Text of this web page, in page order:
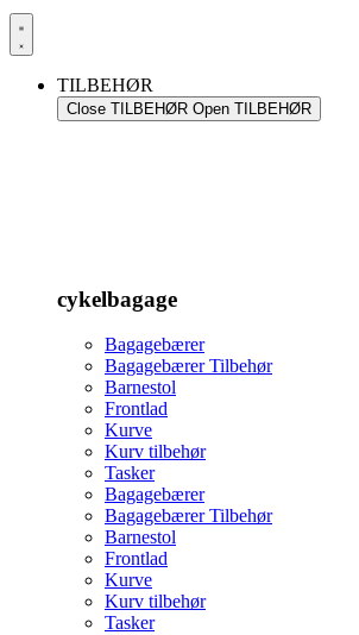
TILBEHØR
Close TILBEHØR Open TILBEHØR
cykelbagage
Bagagebærer
Bagagebærer Tilbehør
Barnestol
Frontlad
Kurve
Kurv tilbehør
Tasker
Bagagebærer
Bagagebærer Tilbehør
Barnestol
Frontlad
Kurve
Kurv tilbehør
Tasker